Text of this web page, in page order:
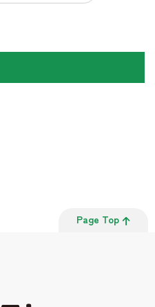
Page Top